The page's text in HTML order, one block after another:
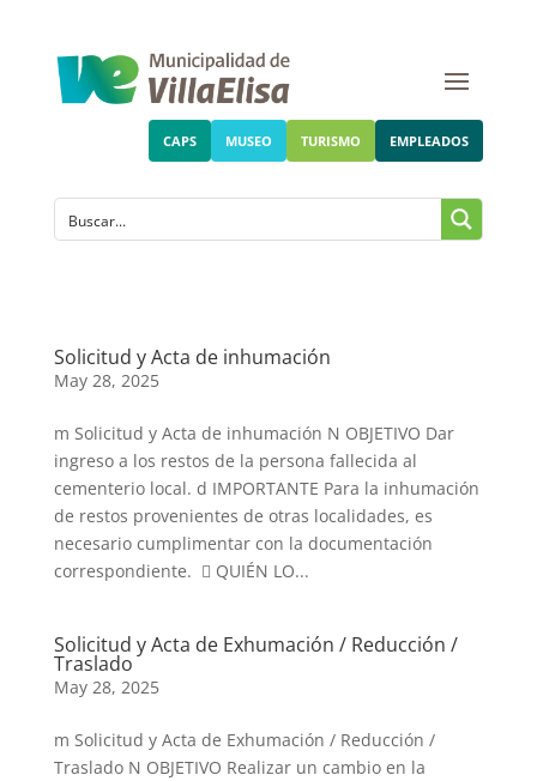
CAPS MUSEO TURISMO EMPLEADOS
Solicitud y Acta de inhumación
May 28, 2025
m Solicitud y Acta de inhumación N OBJETIVO Dar
ingreso a los restos de la persona fallecida al
cementerio local. d IMPORTANTE Para la inhumación
de restos provenientes de otras localidades, es
necesario cumplimentar con la documentación
correspondiente.  QUIÉN LO...
Solicitud y Acta de Exhumación / Reducción /
Traslado
May 28, 2025
m Solicitud y Acta de Exhumación / Reducción /
Traslado N OBJETIVO Realizar un cambio en la